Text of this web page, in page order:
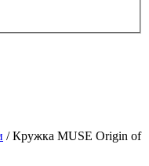
/Кружка MUSE Origin of